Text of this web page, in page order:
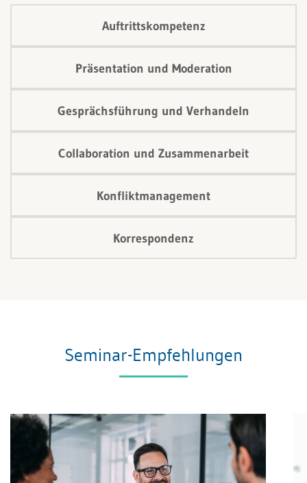
Auftrittskompetenz
Präsentation und Moderation
Gesprächsführung und Verhandeln
Collaboration und Zusammenarbeit
Konfliktmanagement
Korrespondenz
Seminar-Empfehlungen